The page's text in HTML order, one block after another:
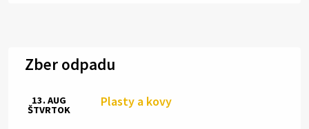
Zber odpadu
Plasty a kovy
13. AUG
ŠTVRTOK